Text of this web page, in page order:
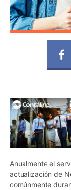
Anualmente el
actualización de
comúnmente